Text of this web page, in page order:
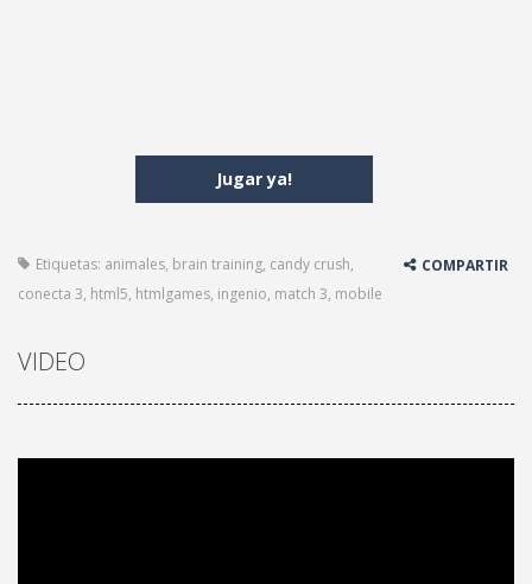
Jugar ya!
Etiquetas: animales, brain training, candy crush,
conecta 3, html5, htmlgames, ingenio, match 3, mobile
COMPARTIR
VIDEO